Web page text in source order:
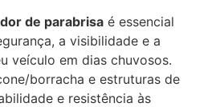
de parabrisa é essencial
a visibilidade e a
veículo em dias chuvosos.
borracha e estruturas de
e resistência às